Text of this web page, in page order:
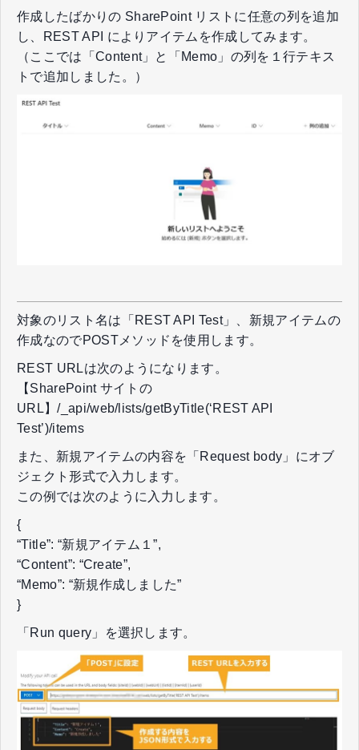
作成したばかりの SharePoint リストに任意の列を追加
し、REST API によりアイテムを作成してみます。
（ここでは「Content」と「Memo」の列を１行テキス
トで追加しました。）
対象のリスト名は「REST API Test」、新規アイテムの
作成なのでPOSTメソッドを使用します。
REST URLは次のようになります。
【SharePoint サイトの
URL】/_api/web/lists/getByTitle(‘REST API
Test’)/items
また、新規アイテムの内容を「Request body」にオブ
ジェクト形式で入力します。
この例では次のように入力します。
{
“Title”: “新規アイテム１”,
“Content”: “Create”,
“Memo”: “新規作成しました”
}
「Run query」を選択します。